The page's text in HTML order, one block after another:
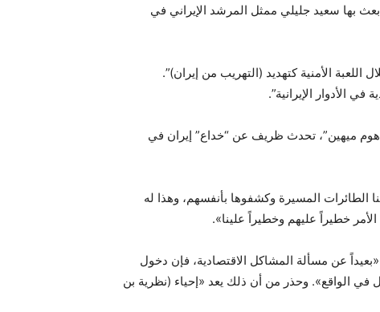
بها سعيد جليلي ممثل المرشد الإيراني في
الأمنية كتهديد (التهريب من إيران)”.
الأدوار الإيرانية”.
ميهين”، تحدث ظريف عن “خداع” إيران في
الطائرات المسيرة وكشفوها بأنفسهم، وهذا له
خطيراً عليهم وخطيراً علينا».
عن مسألة المشاكل الاقتصادية، فإن دخول
في الواقع». وحذر من أن ذلك يعد «إحياء (نظرية بن